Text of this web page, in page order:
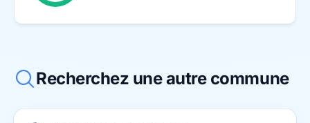
Recherchez une autre commune